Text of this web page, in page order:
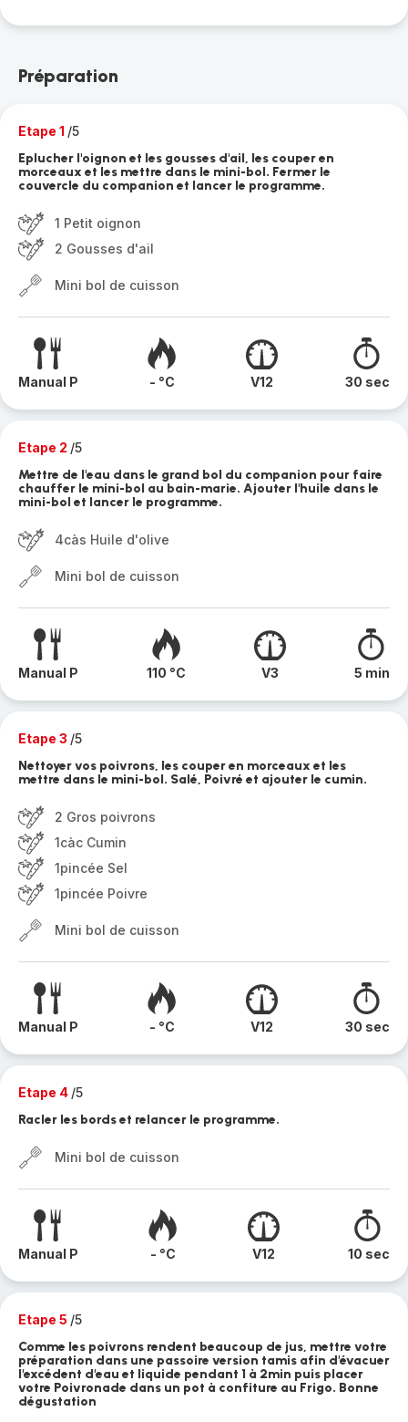
Préparation
Etape 1 /5
Eplucher l'oignon et les gousses d'ail, les couper en
morceaux et les mettre dans le mini-bol. Fermer le
couvercle du companion et lancer le programme.
1 Petit oignon
2 Gousses d'ail
Mini bol de cuisson
Manual P - °C V12 30 sec
Etape 2 /5
Mettre de l'eau dans le grand bol du companion pour faire
chauffer le mini-bol au bain-marie. Ajouter l'huile dans le
mini-bol et lancer le programme.
4càs Huile d'olive
Mini bol de cuisson
Manual P 110 °C V3 5 min
Etape 3 /5
Nettoyer vos poivrons, les couper en morceaux et les
mettre dans le mini-bol. Salé, Poivré et ajouter le cumin.
2 Gros poivrons
1càc Cumin
1pincée Sel
1pincée Poivre
Mini bol de cuisson
Manual P - °C V12 30 sec
Etape 4 /5
Racler les bords et relancer le programme.
Mini bol de cuisson
Manual P - °C V12 10 sec
Etape 5 /5
Comme les poivrons rendent beaucoup de jus, mettre votre
préparation dans une passoire version tamis afin d'évacuer
l'excédent d'eau et liquide pendant 1 à 2min puis placer
votre Poivronade dans un pot à confiture au Frigo. Bonne
dégustation